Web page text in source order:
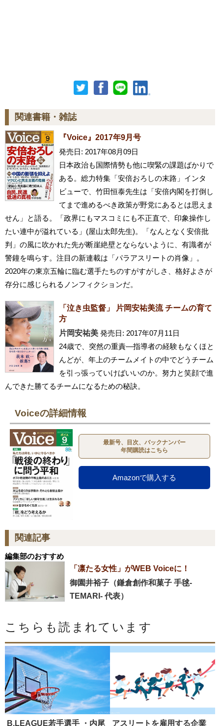
関連書籍・雑誌
『Voice』2017年9月号
発売日: 2017年08月09日
日本政治も国際情勢も他に喫緊の課題ばかりで
ある。総力特集「安倍おろしの末路」インタ
ビューで、竹田恒泰先生は「安倍内閣を打倒し
てまで進めるべき政策が野党にあるとは思えま
せん」と語る。「政界にもマスコミにも不正直で、印象操作し
たい連中が溢れている」(屋山太郎先生)。「なんとなく安倍批
判」の風に吹かれた先が断崖絶壁とならないように、有識者が
警鐘を鳴らす。注目の新連載は「パラアスリートの肖像」。
2020年の東京五輪に臨む選手たちのすがすがしさ、格好よさが
存分に感じられるノンフィクションだ。
「泣き虫監督」 片岡安祐美流 チームの育て
方
片岡安祐美 発売日: 2017年07月11日
24歳で、突然の重責―指導者の経験もなくほと
んどが、年上のチームメイトの中でどうチーム
を引っ張っていけばいいのか。努力と笑顔で進
んできた勝てるチームになるための秘訣。
Voiceの詳細情報
最新号、目次、バックナンバー
年間購読はこちら
Amazonで購入する
関連記事
編集部のおすすめ
「凛たる女性」がWEB Voiceに！
御園井裕子（鎌倉創作和菓子 手毬-
TEMARI- 代表）
こちらも読まれています
B.LEAGUE若手選手 ・内尾 アスリートを雇用する企業